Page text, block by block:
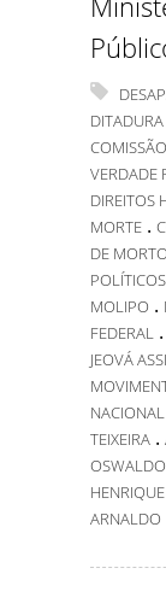
VERDADE
DIREITOS
MORTE .
DE
POLÍTICOS
MOLIPO .
FEDERAL .
JEOVÁ
NACIONAL
TEIXEIRA .
OSWALDO
HENRIQUE
ARNALDO